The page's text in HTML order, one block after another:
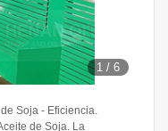
1 /6
Soja - Eficiencia.
de Soja. La